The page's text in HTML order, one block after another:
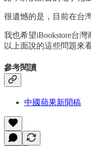
很遺憾的是，目前在台
我也希望iBookstore台
以上面說的這些問題來
參考閱讀
中國蘋果新聞稿